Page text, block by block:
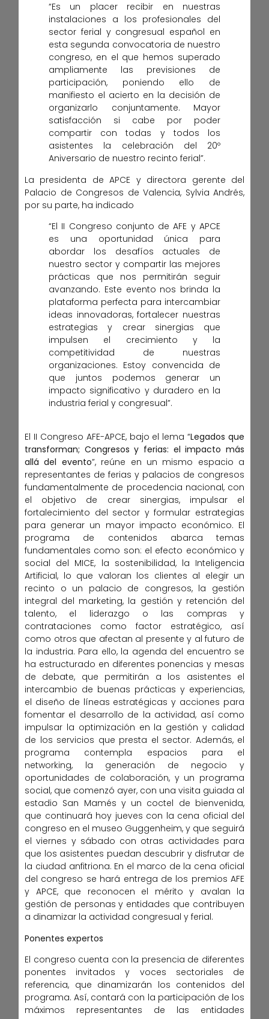
“Es un placer recibir en nuestras
instalaciones a los profesionales del
sector ferial y congresual español en
esta segunda convocatoria de nuestro
congreso, en el que hemos superado
ampliamente las previsiones de
participación, poniendo ello de
manifiesto el acierto en la decisión de
organizarlo conjuntamente. Mayor
satisfacción si cabe por poder
compartir con todas y todos los
asistentes la celebración del 20º
Aniversario de nuestro recinto ferial”.
La presidenta de APCE y directora gerente del
Palacio de Congresos de Valencia, Sylvia Andrés,
por su parte, ha indicado
“El II Congreso conjunto de AFE y APCE
es una oportunidad única para
abordar los desafíos actuales de
nuestro sector y compartir las mejores
prácticas que nos permitirán seguir
avanzando. Este evento nos brinda la
plataforma perfecta para intercambiar
ideas innovadoras, fortalecer nuestras
estrategias y crear sinergias que
impulsen el crecimiento y la
competitividad de nuestras
organizaciones. Estoy convencida de
que juntos podemos generar un
impacto significativo y duradero en la
industria ferial y congresual”.
El II Congreso AFE-APCE, bajo el lema “Legados que
transforman; Congresos y ferias: el impacto más
allá del evento”, reúne en un mismo espacio a
representantes de ferias y palacios de congresos
fundamentalmente de procedencia nacional, con
el objetivo de crear sinergias, impulsar el
fortalecimiento del sector y formular estrategias
para generar un mayor impacto económico. El
programa de contenidos abarca temas
fundamentales como son: el efecto económico y
social del MICE, la sostenibilidad, la Inteligencia
Artificial, lo que valoran los clientes al elegir un
recinto o un palacio de congresos, la gestión
integral del marketing, la gestión y retención del
talento, el liderazgo o las compras y
contrataciones como factor estratégico, así
como otros que afectan al presente y al futuro de
la industria. Para ello, la agenda del encuentro se
ha estructurado en diferentes ponencias y mesas
de debate, que permitirán a los asistentes el
intercambio de buenas prácticas y experiencias,
el diseño de líneas estratégicas y acciones para
fomentar el desarrollo de la actividad, así como
impulsar la optimización en la gestión y calidad
de los servicios que presta el sector. Además, el
programa contempla espacios para el
networking, la generación de negocio y
oportunidades de colaboración, y un programa
social, que comenzó ayer, con una visita guiada al
estadio San Mamés y un coctel de bienvenida,
que continuará hoy jueves con la cena oficial del
congreso en el museo Guggenheim, y que seguirá
el viernes y sábado con otras actividades para
que los asistentes puedan descubrir y disfrutar de
la ciudad anfitriona. En el marco de la cena oficial
del congreso se hará entrega de los premios AFE
y APCE, que reconocen el mérito y avalan la
gestión de personas y entidades que contribuyen
a dinamizar la actividad congresual y ferial.
Ponentes expertos
El congreso cuenta con la presencia de diferentes
ponentes invitados y voces sectoriales de
referencia, que dinamizarán los contenidos del
programa. Así, contará con la participación de los
máximos representantes de las entidades